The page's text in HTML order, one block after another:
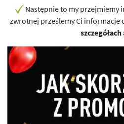
Następnie to my przejmiemy
zwrotnej prześlemy Ci informacje